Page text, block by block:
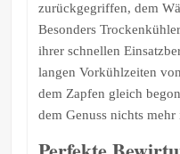
zurückgegriffen, dem
Besonders
ihrer schnellen
langen Vorkühlzeiten
dem Zapfen gleich
dem Genuss nichts mehr